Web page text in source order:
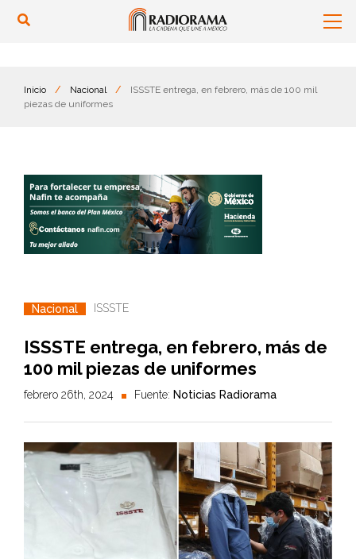
Inicio / Nacional /
ISSSTE entrega, en febrero, más de 100 mil
piezas de uniformes
Nacional ISSSTE
ISSSTE entrega, en febrero, más de
100 mil piezas de uniformes
febrero 26th, 2024 Fuente: Noticias Radiorama